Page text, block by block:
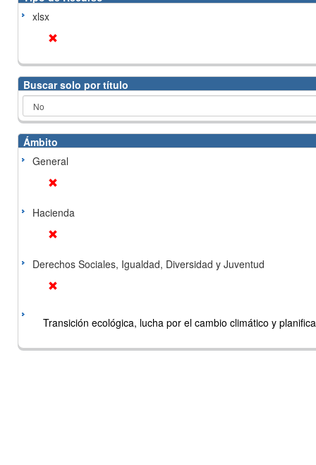
xlsx
Buscar solo por título
Ámbito
General
Hacienda
Derechos Sociales, Igualdad, Diversidad y Juventud
Transición ecológica, lucha por el cambio climático y